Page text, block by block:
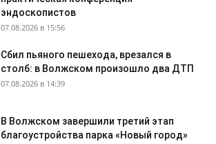
эндоскопистов
07.08.2026 в 15:56
Сбил пьяного пешехода, врезался в
столб: в Волжском произошло два ДТП
07.08.2026 в 14:39
В Волжском завершили третий этап
благоустройства парка «Новый город»